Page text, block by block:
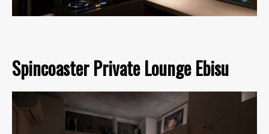
Spincoaster Private Lounge Ebisu